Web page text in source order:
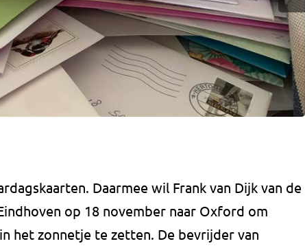
Daarmee wil Frank van Dijk van de
op 18 november naar Oxford om
het zonnetje te zetten. De bevrijder van